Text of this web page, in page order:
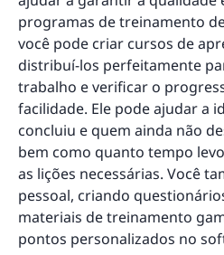
programas de treinamento
você pode criar cursos de
distribuí-los perfeitamente
trabalho e verificar o
facilidade. Ele pode ajudar a
concluiu e quem ainda não
bem como quanto tempo
as lições necessárias. Você
pessoal, criando
materiais de treinamento
pontos personalizados no